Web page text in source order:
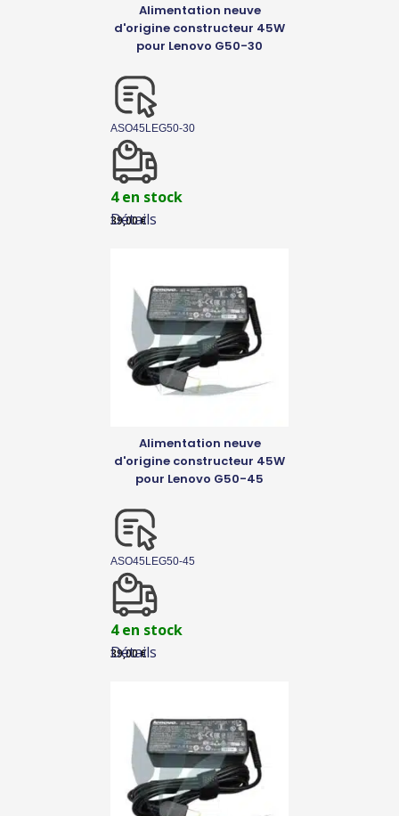
Détails
Alimentation neuve
d'origine constructeur 45W
pour Lenovo G50-30
ASO45LEG50-30
4 en stock
39,00€
Détails
Alimentation neuve
d'origine constructeur 45W
pour Lenovo G50-45
ASO45LEG50-45
4 en stock
39,00€